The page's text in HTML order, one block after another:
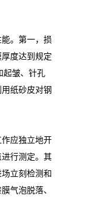
TQ611塑粉脱除
。第一，损
度达到规定
起皱、针孔
纸砂皮对钢
应独立地开
行测定。其
立刻检测和
气泡脱落、